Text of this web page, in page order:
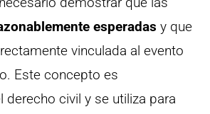
esperadas y que
vinculada al evento
Este concepto es
derecho civil y se utiliza para